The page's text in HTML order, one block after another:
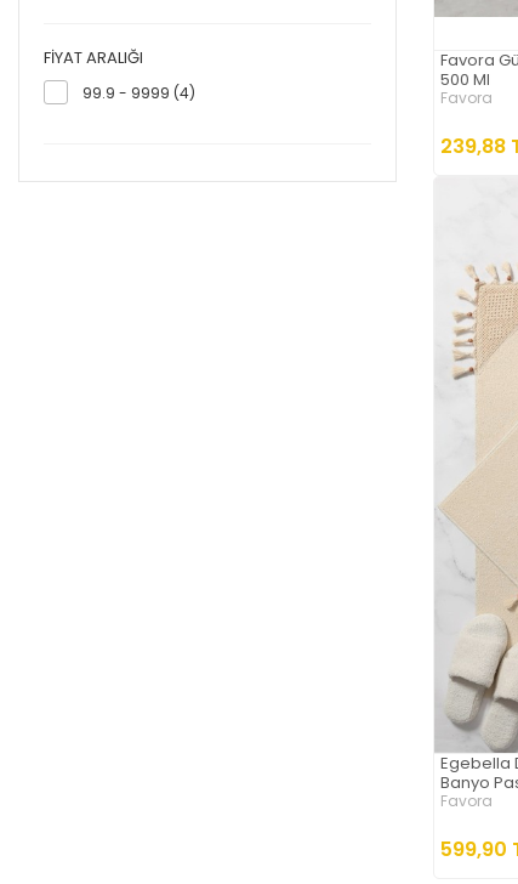
FIYAT ARALIĞI
99.9 - 9999 (4)
Favora
500 Ml
Favora
239,88
Egebella
Banyo
Favora
599,90